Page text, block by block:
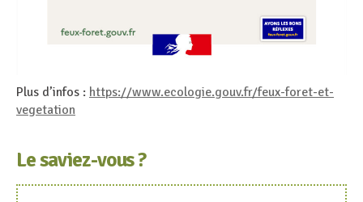
Plus d’infos : https://www.ecologie.gouv.fr/feux-foret-et-
vegetation
Le saviez-vous ?